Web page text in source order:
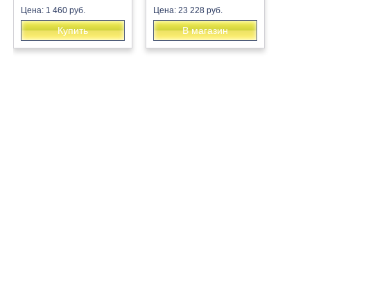
Цена: 1 460 руб.
Купить
Цена: 23 228 руб.
В магазин